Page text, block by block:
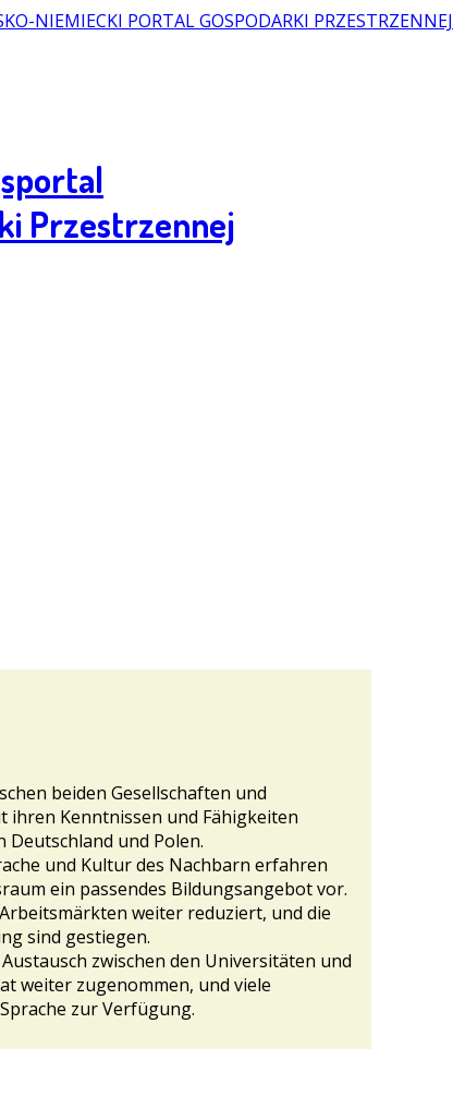
Przestrzennej
beiden Gesellschaften und
Kenntnissen und Fähigkeiten
Deutschland und Polen.
und Kultur des Nachbarn erfahren
ein passendes Bildungsangebot vor.
weiter reduziert, und die
sind gestiegen.
zwischen den Universitäten und
weiter zugenommen, und viele
zur Verfügung.